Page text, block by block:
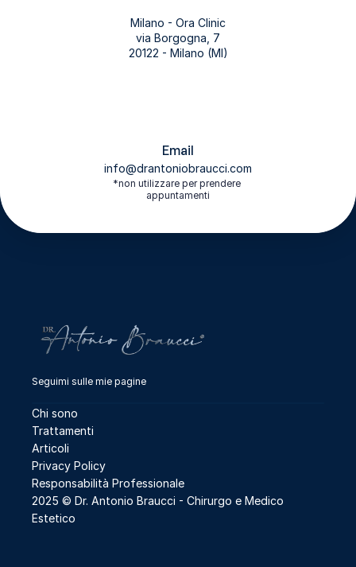
Milano - Ora Clinic
via Borgogna, 7
20122 - Milano (MI)
Email
info@drantoniobraucci.com
*non utilizzare per prendere
appuntamenti
Seguimi sulle mie pagine
2025 © Dr. Antonio Braucci - Chirurgo e Medico
Estetico
Chi sono
Trattamenti
Articoli
Privacy Policy
Responsabilità Professionale